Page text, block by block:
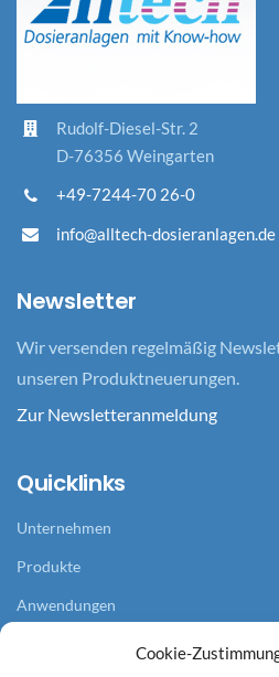
Cookie-
Rudolf-Diesel-Str. 2
D-76356 Weingarten
+49-7244-70 26-0
info@alltech-dosieranlagen.de
Newsletter
Wir versenden regelmäßig
unseren Produktneuerungen.
Zur Newsletteranmeldung
Quicklinks
Unternehmen
Produkte
Anwendungen